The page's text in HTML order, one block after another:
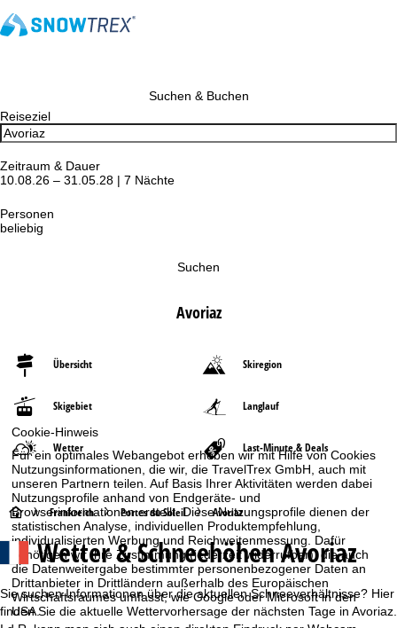
Cookie-Hinweis
Für ein optimales Webangebot erheben wir mit Hilfe von Cookies
Nutzungsinformationen, die wir, die TravelTrex GmbH, auch mit
unseren Partnern teilen. Auf Basis Ihrer Aktivitäten werden dabei
Nutzungsprofile anhand von Endgeräte- und
Browserinformationen erstellt. Diese Nutzungsprofile dienen der
statistischen Analyse, individuellen Produktempfehlung,
individualisierten Werbung und Reichweitenmessung. Dafür
benötigen wir Ihre Zustimmung (jederzeit widerrufbar), die auch
die Datenweitergabe bestimmter personenbezogener Daten an
Drittanbieter in Drittländern außerhalb des Europäischen
Wirtschaftsraumes umfasst, wie Google oder Microsoft in den
USA.
Suchen & Buchen
Reiseziel
Zeitraum & Dauer
10.08.26 – 31.05.28 | 7 Nächte
Personen
beliebig
Suchen
Avoriaz
Übersicht Skiregion
Skigebiet Langlauf
Wetter Last-Minute & Deals
S
t
a
r
Frankreich Portes du Soleil Avoriaz
Wetter & Schneehöhen Avoriaz
Sie suchen Informationen über die aktuellen Schneeverhältnisse? Hier
finden Sie die aktuelle Wettervorhersage der nächsten Tage in Avoriaz.